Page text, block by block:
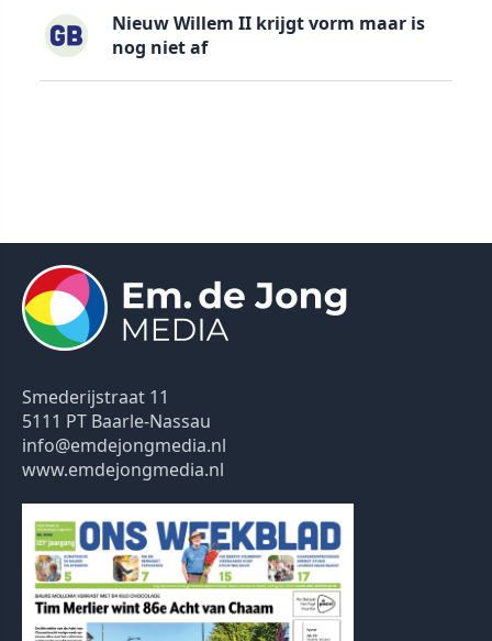
Nieuw Willem II krijgt vorm maar is
nog niet af
Smederijstraat 11
5111 PT Baarle-Nassau
info@emdejongmedia.nl
www.emdejongmedia.nl